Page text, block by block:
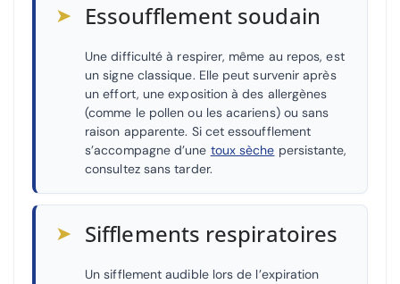
➤ Essoufflement soudain
Une difficulté à respirer, même au repos, est
un signe classique. Elle peut survenir après
un effort, une exposition à des allergènes
(comme le pollen ou les acariens) ou sans
raison apparente. Si cet essoufflement
s’accompagne d’une toux sèche persistante,
consultez sans tarder.
➤ Sifflements respiratoires
Un sifflement audible lors de l’expiration